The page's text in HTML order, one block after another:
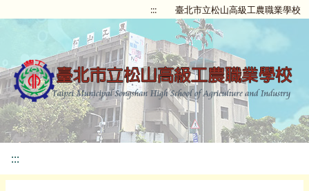
::: 臺北市立松山高級工農職業學校
:::